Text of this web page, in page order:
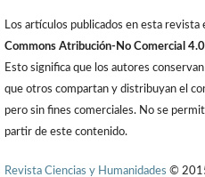
Los artículos publicados en esta revista
Commons Atribución-No Comercial
Esto significa que los autores
que otros compartan y distribuyan el
pero sin fines comerciales. No se
partir de este contenido.
Revista Ciencias y Humanidades ©